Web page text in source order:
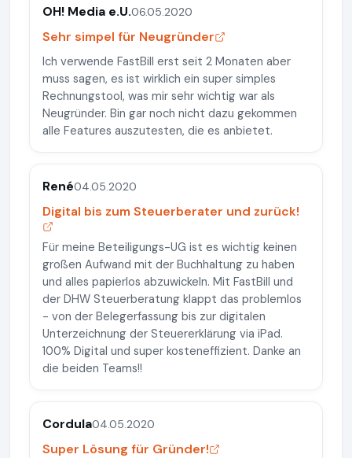
OH! Media e.U.06.05.2020
Sehr simpel für Neugründer
Ich verwende FastBill erst seit 2 Monaten aber
muss sagen, es ist wirklich ein super simples
Rechnungstool, was mir sehr wichtig war als
Neugründer. Bin gar noch nicht dazu gekommen
alle Features auszutesten, die es anbietet.
René04.05.2020
Digital bis zum Steuerberater und zurück!
Für meine Beteiligungs-UG ist es wichtig keinen
großen Aufwand mit der Buchhaltung zu haben
und alles papierlos abzuwickeln. Mit FastBill und
der DHW Steuerberatung klappt das problemlos
- von der Belegerfassung bis zur digitalen
Unterzeichnung der Steuererklärung via iPad.
100% Digital und super kosteneffizient. Danke an
die beiden Teams!!
Cordula04.05.2020
Super Lösung für Gründer!